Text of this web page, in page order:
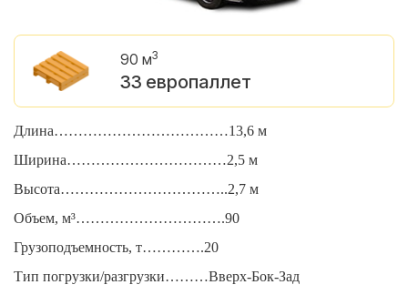
90 м3
33 европаллет
Длина………………………………13,6 м
Ширина……………………………2,5 м
Высота……………………………..2,7 м
Объем, м³………………………….90
Грузоподъемность, т………….20
Тип погрузки/разгрузки………Вверх-Бок-Зад